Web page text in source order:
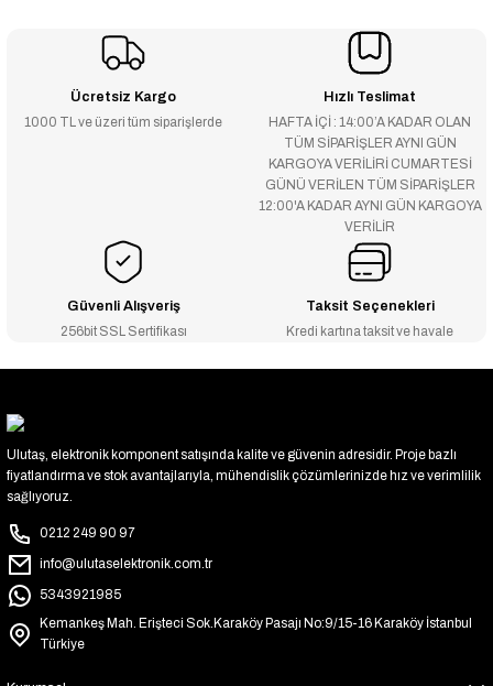
Ücretsiz Kargo
1000 TL ve üzeri tüm siparişlerde
Hızlı Teslimat
HAFTA İÇİ : 14:00’A KADAR OLAN
TÜM SİPARİŞLER AYNI GÜN
KARGOYA VERİLİRİ CUMARTESİ
GÜNÜ VERİLEN TÜM SİPARİŞLER
12:00'A KADAR AYNI GÜN KARGOYA
VERİLİR
Güvenli Alışveriş
256bit SSL Sertifikası
Taksit Seçenekleri
Kredi kartına taksit ve havale
Ulutaş, elektronik komponent satışında kalite ve güvenin adresidir. Proje bazlı
fiyatlandırma ve stok avantajlarıyla, mühendislik çözümlerinizde hız ve verimlilik
sağlıyoruz.
0212 249 90 97
info@ulutaselektronik.com.tr
5343921985
Kemankeş Mah. Erişteci Sok.Karaköy Pasajı No:9/15-16 Karaköy İstanbul
Türkiye